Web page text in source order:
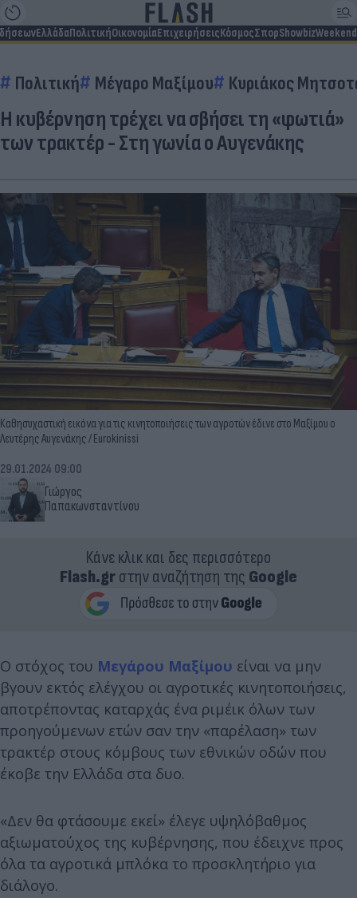
ΕλλάδαΠολιτικήΟικονομίαΕπιχειρήσειςΚόσμοςΣπορShowbizWeekend
Πολιτική Μέγαρο Μαξίμου Κυριάκος
Η κυβέρνηση τρέχει να σβήσει τη «φωτιά»
των τρακτέρ - Στη γωνία ο Αυγενάκης
Καθησυχαστική εικόνα για τις κινητοποιήσεις των αγροτών έδινε στο Μαξίμου ο
Λευτέρης Αυγενάκης / Eurokinissi
Γιώργος
Παπακωνσταντίνου
29.01.2024 09:00
Κάνε κλικ και δες περισσότερο
Flash.grστην αναζήτηση της Google
Ο στόχος του Μεγάρου Μαξίμου είναι να μην
βγουν εκτός ελέγχου οι αγροτικές κινητοποιήσεις,
αποτρέποντας καταρχάς ένα ριμέικ όλων των
προηγούμενων ετών σαν την «παρέλαση» των
τρακτέρ στους κόμβους των εθνικών οδών που
έκοβε την Ελλάδα στα δυο.
«Δεν θα φτάσουμε εκεί» έλεγε υψηλόβαθμος
αξιωματούχος της κυβέρνησης, που έδειχνε προς
όλα τα αγροτικά μπλόκα το προσκλητήριο για
διάλογο.